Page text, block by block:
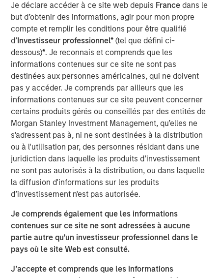
Je déclare accéder à ce site web depuis France dans le
but d’obtenir des informations, agir pour mon propre
compte et remplir les conditions pour être qualifié
d’Investisseur professionnel*(tel que défini ci-
dessous)*. Je reconnais et comprends que les
informations contenues sur ce site ne sont pas
destinées aux personnes américaines, qui ne doivent
pas y accéder. Je comprends par ailleurs que les
informations contenues sur ce site peuvent concerner
certains produits gérés ou conseillés par des entités de
Morgan Stanley Investment Management, qu’elles ne
s'adressent pas à, ni ne sont destinées à la distribution
ou à l'utilisation par, des personnes résidant dans une
juridiction dans laquelle les produits d’investissement
ne sont pas autorisés à la distribution, ou dans laquelle
la diffusion d'informations sur les produits
d’investissement n'est pas autorisée.
Je comprends également que les informations
contenues sur ce site ne sont adressées à aucune
partie autre qu’un investisseur professionnel dans le
pays où le site Web est consulté.
J’accepte et comprends que les informations
Expansion Capital is the growth-focused private equity
platform within Morgan Stanley Investment Management.
VizExplorer was previously owned by Endeavor, which
will continue to have a minority investment in the
company.
VizExplorer provides critically important technology to
more than 600 casino properties across six continents,
giving operators new ways to view and act on their data
to drive efficiency and enhance profitability. With the
support of Endeavor, VizExplorer has emerged as a leader
in the real-time analytics and operational intelligence
category, experiencing more than 65 percent average
revenue growth and a 13-fold increase in annual recurring
revenue since 2013. VizExplorer has approximately 150
employees in its offices in San Diego, Las Vegas and
Wellington, New Zealand.
As a result of the investment, Morgan Stanley Expansion
Capital becomes VizExplorer’s strategic investment
partner. VizExplorer will invest in and leverage its unique,
patented technology to provide sophisticated analytics,
that drive revenue and efficiencies for its customers